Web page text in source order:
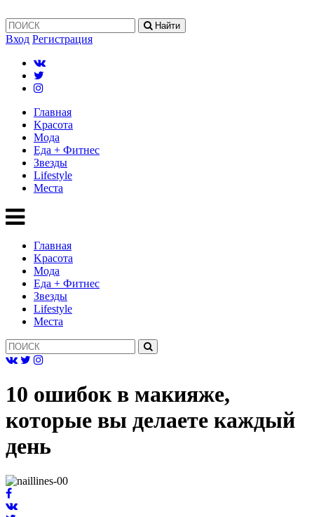
Найти
Вход Регистрация
Главная
Kрасота
Мода
Еда + Фитнес
Звезды
Lifestyle
Mеста
Главная
Kрасота
Мода
Еда + Фитнес
Звезды
Lifestyle
Mеста
10 ошибок в макияже,
которые вы делаете каждый
день